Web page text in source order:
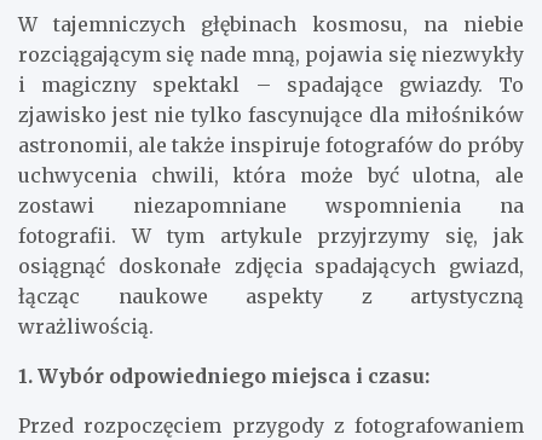
W tajemniczych głębinach kosmosu, na niebie
rozciągającym się nade mną, pojawia się niezwykły
i magiczny spektakl – spadające gwiazdy. To
zjawisko jest nie tylko fascynujące dla miłośników
astronomii, ale także inspiruje fotografów do próby
uchwycenia chwili, która może być ulotna, ale
zostawi niezapomniane wspomnienia na
fotografii. W tym artykule przyjrzymy się, jak
osiągnąć doskonałe zdjęcia spadających gwiazd,
łącząc naukowe aspekty z artystyczną
wrażliwością.
1. Wybór odpowiedniego miejsca i czasu:
Przed rozpoczęciem przygody z fotografowaniem